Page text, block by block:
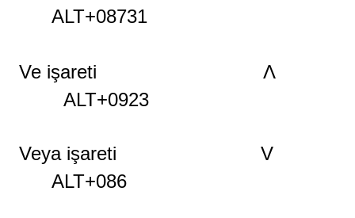
ALT+08731
Ve işareti Λ
ALT+0923
Veya işareti V
ALT+086